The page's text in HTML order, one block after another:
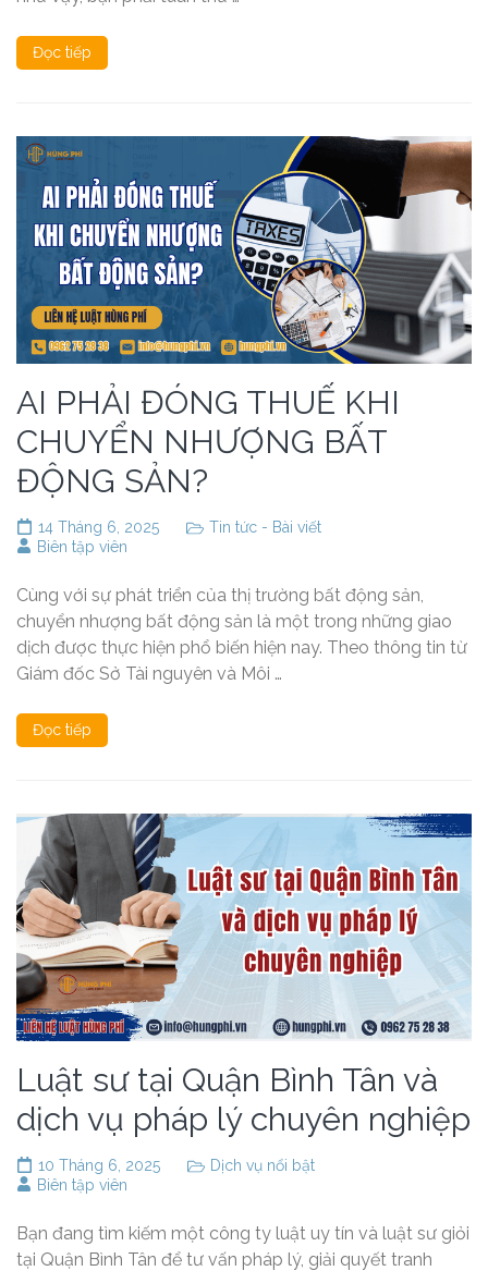
Đọc tiếp
AI PHẢI ĐÓNG THUẾ KHI
CHUYỂN NHƯỢNG BẤT
ĐỘNG SẢN?
14 Tháng 6, 2025
Tin tức - Bài viết
Biên tập viên
Cùng với sự phát triển của thị trường bất động sản,
chuyển nhượng bất động sản là một trong những giao
dịch được thực hiện phổ biến hiện nay. Theo thông tin từ
Giám đốc Sở Tài nguyên và Môi …
Đọc tiếp
Luật sư tại Quận Bình Tân và
dịch vụ pháp lý chuyên nghiệp
10 Tháng 6, 2025
Dịch vụ nổi bật
Biên tập viên
Bạn đang tìm kiếm một công ty luật uy tín và luật sư giỏi
tại Quận Bình Tân để tư vấn pháp lý, giải quyết tranh